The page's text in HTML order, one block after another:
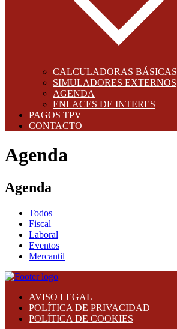
CALCULADORAS BÁSICAS
SIMULADORES EXTERNOS
AGENDA
ENLACES DE INTERES
PAGOS TPV
CONTACTO
Agenda
Agenda
Todos
Fiscal
Laboral
Eventos
Mercantil
AVISO LEGAL
POLÍTICA DE PRIVACIDAD
POLÍTICA DE COOKIES